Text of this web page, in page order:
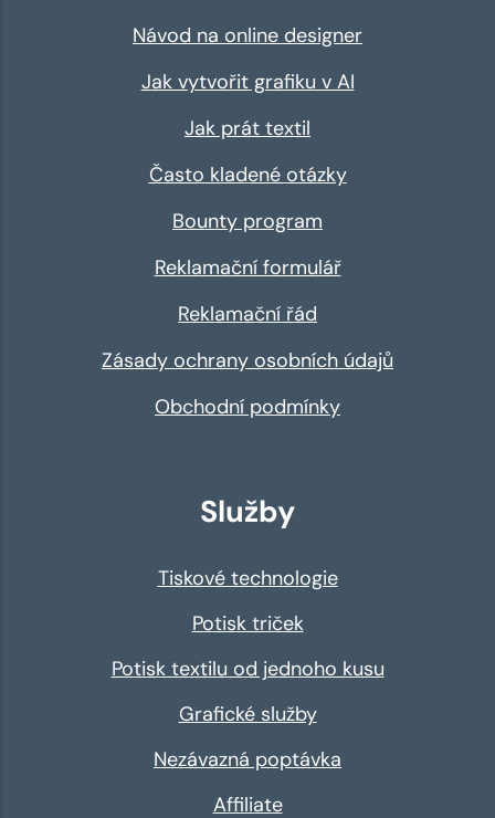
Návod na online designer
Jak vytvořit grafiku v AI
Jak prát textil
Často kladené otázky
Bounty program
Reklamační formulář
Reklamační řád
Zásady ochrany osobních údajů
Obchodní podmínky
Služby
Tiskové technologie
Potisk triček
Potisk textilu od jednoho kusu
Grafické služby
Nezávazná poptávka
Affiliate